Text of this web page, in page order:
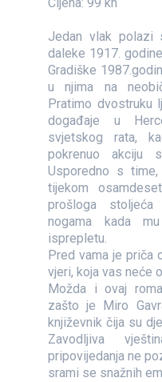
Cijena: 99 kn
Jedan vlak polazi
daleke 1917.
Gradiške
u njima na
Pratimo dvostruku
događaje u
svjetskog rata,
pokrenuo akciju
Usporedno s
tijekom
prošloga
nogama kada
isprepletu.
Pred vama je priča
vjeri, koja vas neće
Možda i ovaj
zašto je Miro
književnik čija su
Zavodljiva
pripovijedanja ne
srami se snažnih